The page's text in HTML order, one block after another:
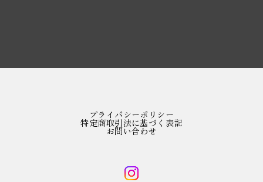
プライバシーポリシー
特定商取引法に基づく表記
お問い合わせ